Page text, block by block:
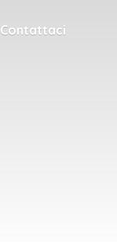
Contattaci